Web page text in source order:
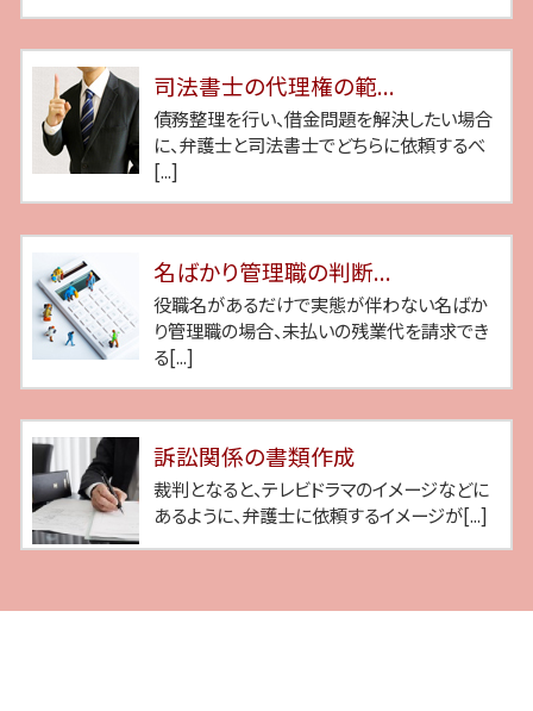
司法書士の代理権の範...
債務整理を行い、借金問題を解決したい場合
に、弁護士と司法書士でどちらに依頼するべ
[...]
名ばかり管理職の判断...
役職名があるだけで実態が伴わない名ばか
り管理職の場合、未払いの残業代を請求でき
る[...]
訴訟関係の書類作成
裁判となると、テレビドラマのイメージなどに
あるように、弁護士に依頼するイメージが[...]